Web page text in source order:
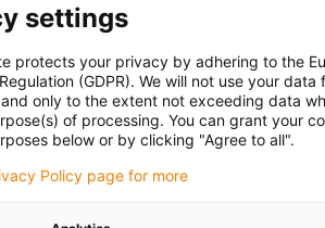
um intelligente,
zu schaffen. Die
und KI.
vor einer besonderen
dem Gebiet der
her. Die F&E Abteilung des
Art
wurden
werden
Das
mit
settings
protects your privacy by adhering to the
(GDPR). We will not use your
only to the extent not exceeding data
of processing. You can grant your
below or by clicking "Agree to all".
Policy page for more